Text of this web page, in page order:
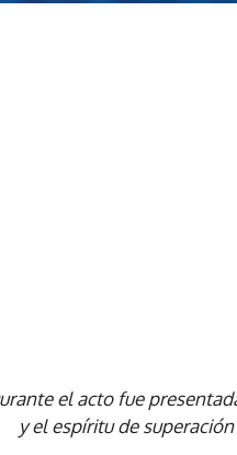
el acto fue
y el espíritu de